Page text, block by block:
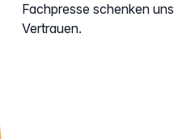
Fachpresse schenken uns
Vertrauen.